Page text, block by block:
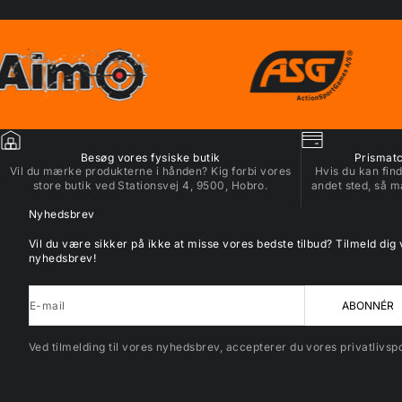
Besøg vores fysiske butik
Vil du mærke produkterne i hånden? Kig forbi vores
store butik ved Stationsvej 4, 9500, Hobro.
Hvis du kan
andet sted, så
Nyhedsbrev
Vil du være sikker på ikke at misse vores bedste tilbud? Tilmeld dig
nyhedsbrev!
E-mail ABONNÉR
Ved tilmelding til vores nyhedsbrev, accepterer du vores